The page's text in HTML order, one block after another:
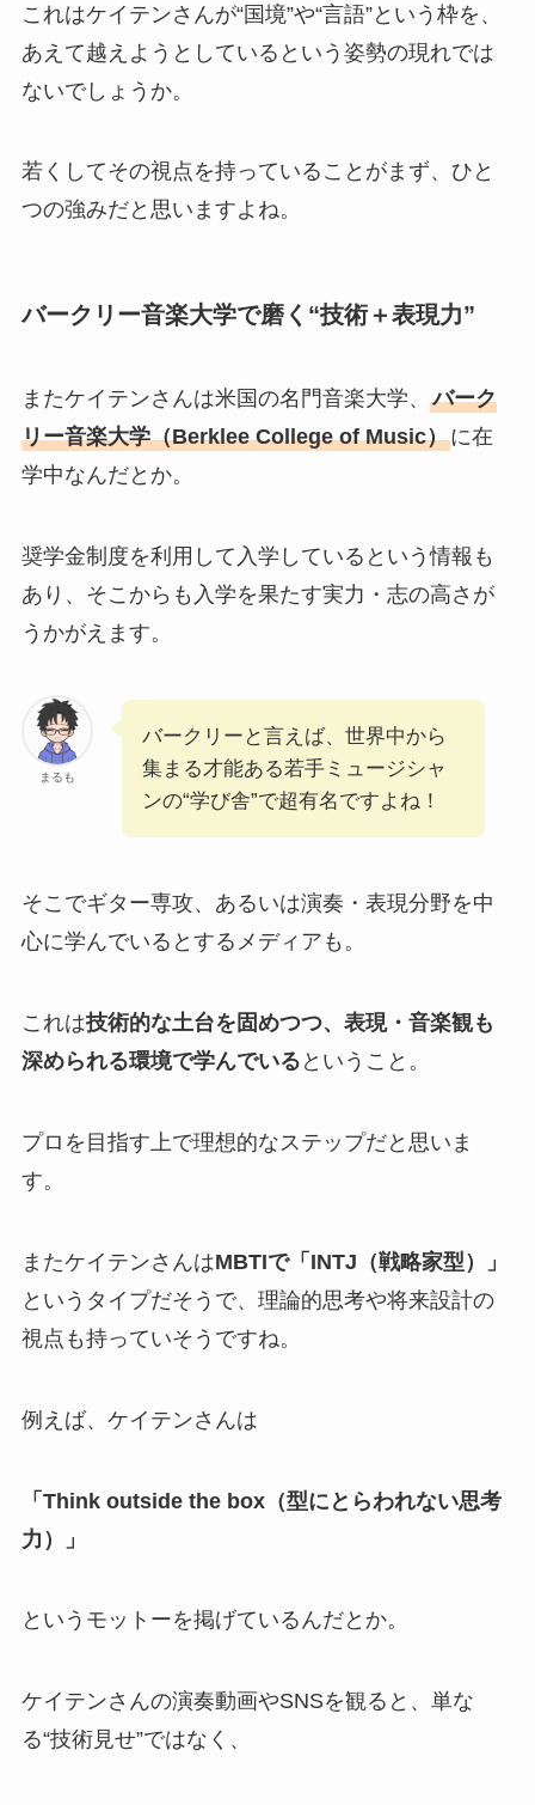
これはケイテンさんが“国境”や“言語”という枠を、
あえて越えようとしているという姿勢の現れでは
ないでしょうか。
若くしてその視点を持っていることがまず、ひと
つの強みだと思いますよね。
バークリー音楽大学で磨く“技術＋表現力”
またケイテンさんは米国の名門音楽大学、 バーク
リー音楽大学（Berklee College of Music）に在
学中なんだとか。
奨学金制度を利用して入学しているという情報も
あり、そこからも入学を果たす実力・志の高さが
うかがえます。
まるも
バークリーと言えば、世界中から
集まる才能ある若手ミュージシャ
ンの“学び舎”で超有名ですよね！
そこでギター専攻、あるいは演奏・表現分野を中
心に学んでいるとするメディアも。
これは技術的な土台を固めつつ、表現・音楽観も
深められる環境で学んでいる ということ。
プロを目指す上で理想的なステップだと思いま
す。
またケイテンさんはMBTIで「INTJ（戦略家型）」
というタイプだそうで、理論的思考や将来設計の
視点も持っていそうですね。
例えば、ケイテンさんは
「Think outside the box（型にとらわれない思考
力）」
というモットーを掲げているんだとか。
ケイテンさんの演奏動画やSNSを観ると、単な
る“技術見せ”ではなく、